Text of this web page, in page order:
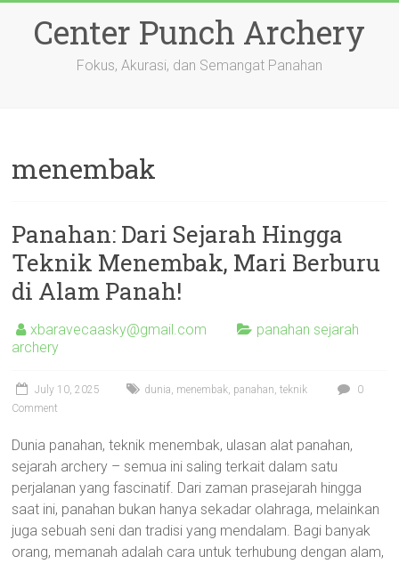
contentCenter Punch Archery
Fokus, Akurasi, dan Semangat Panahan
menembak
Panahan: Dari Sejarah Hingga
Teknik Menembak, Mari Berburu
di Alam Panah!
xbaravecaasky@gmail.com
panahan sejarah
archery
July 10, 2025 dunia, menembak, panahan,teknik
0
Comment
Dunia panahan, teknik menembak, ulasan alat panahan,
sejarah archery – semua ini saling terkait dalam satu
perjalanan yang fascinatif. Dari zaman prasejarah hingga
saat ini, panahan bukan hanya sekadar olahraga, melainkan
juga sebuah seni dan tradisi yang mendalam. Bagi banyak
orang, memanah adalah cara untuk terhubung dengan alam,